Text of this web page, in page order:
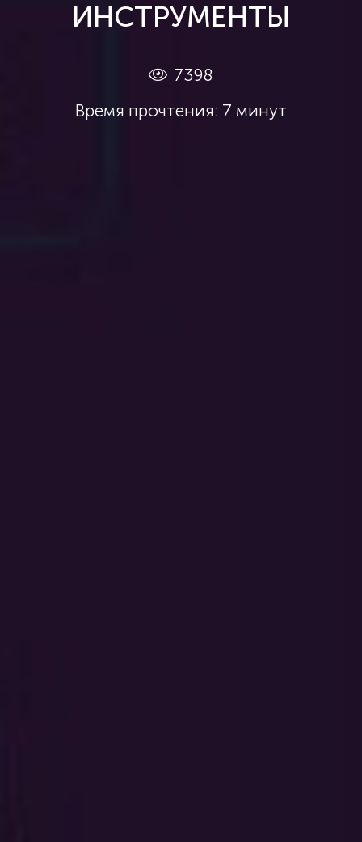
ИНСТРУМЕНТЫ
7398
Время прочтения: 7 минут